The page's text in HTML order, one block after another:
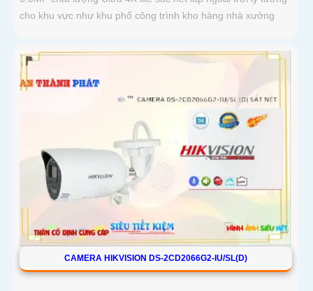
cho khu vực như khu phố công trình kho hàng nhà xưởng
CAMERA HIKVISION DS-2CD2066G2-IU/SL(D)